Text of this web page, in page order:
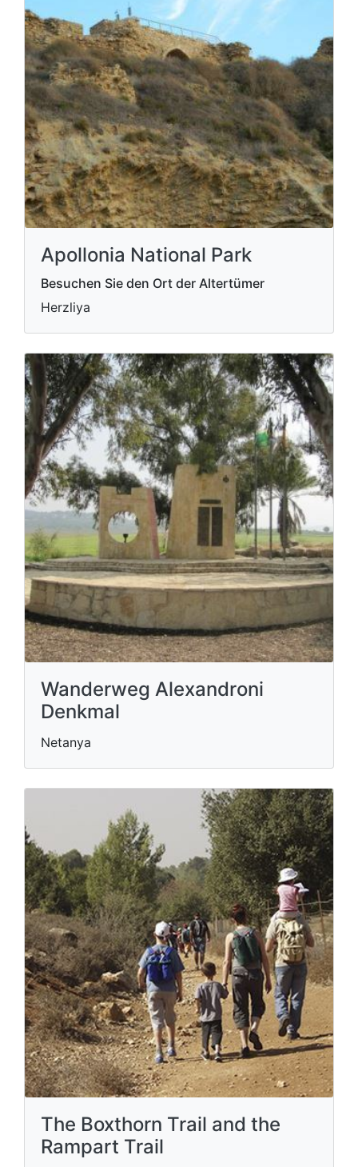
Apollonia National Park
Besuchen Sie den Ort der Altertümer
Herzliya
Wanderweg Alexandroni
Denkmal
Netanya
The Boxthorn Trail and the
Rampart Trail